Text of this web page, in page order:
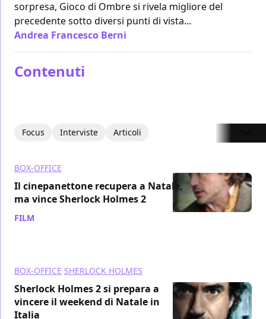
sorpresa, Gioco di Ombre si rivela migliore del
precedente sotto diversi punti di vista...
Andrea Francesco Berni
Contenuti
Focus Interviste Articoli
BOX-OFFICE
Il cinepanettone recupera a Natale,
ma vince Sherlock Holmes 2
FILM
BOX-OFFICE SHERLOCK HOLMES
Sherlock Holmes 2 si prepara a
vincere il weekend di Natale in
Italia